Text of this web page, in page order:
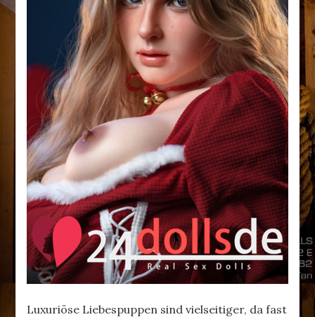
Luxuriöse Liebespuppen sind vielseitiger, da fast